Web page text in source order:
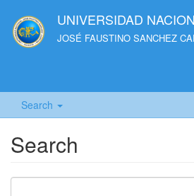
UNIVERSIDAD
JOSÉ FAUSTINO SANCHEZ
Search
Search